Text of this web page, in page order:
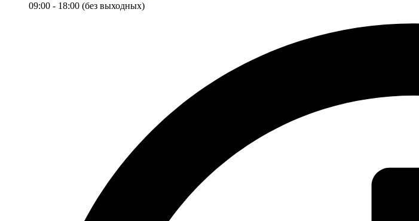
09:00 - 18:00 (без выходных)